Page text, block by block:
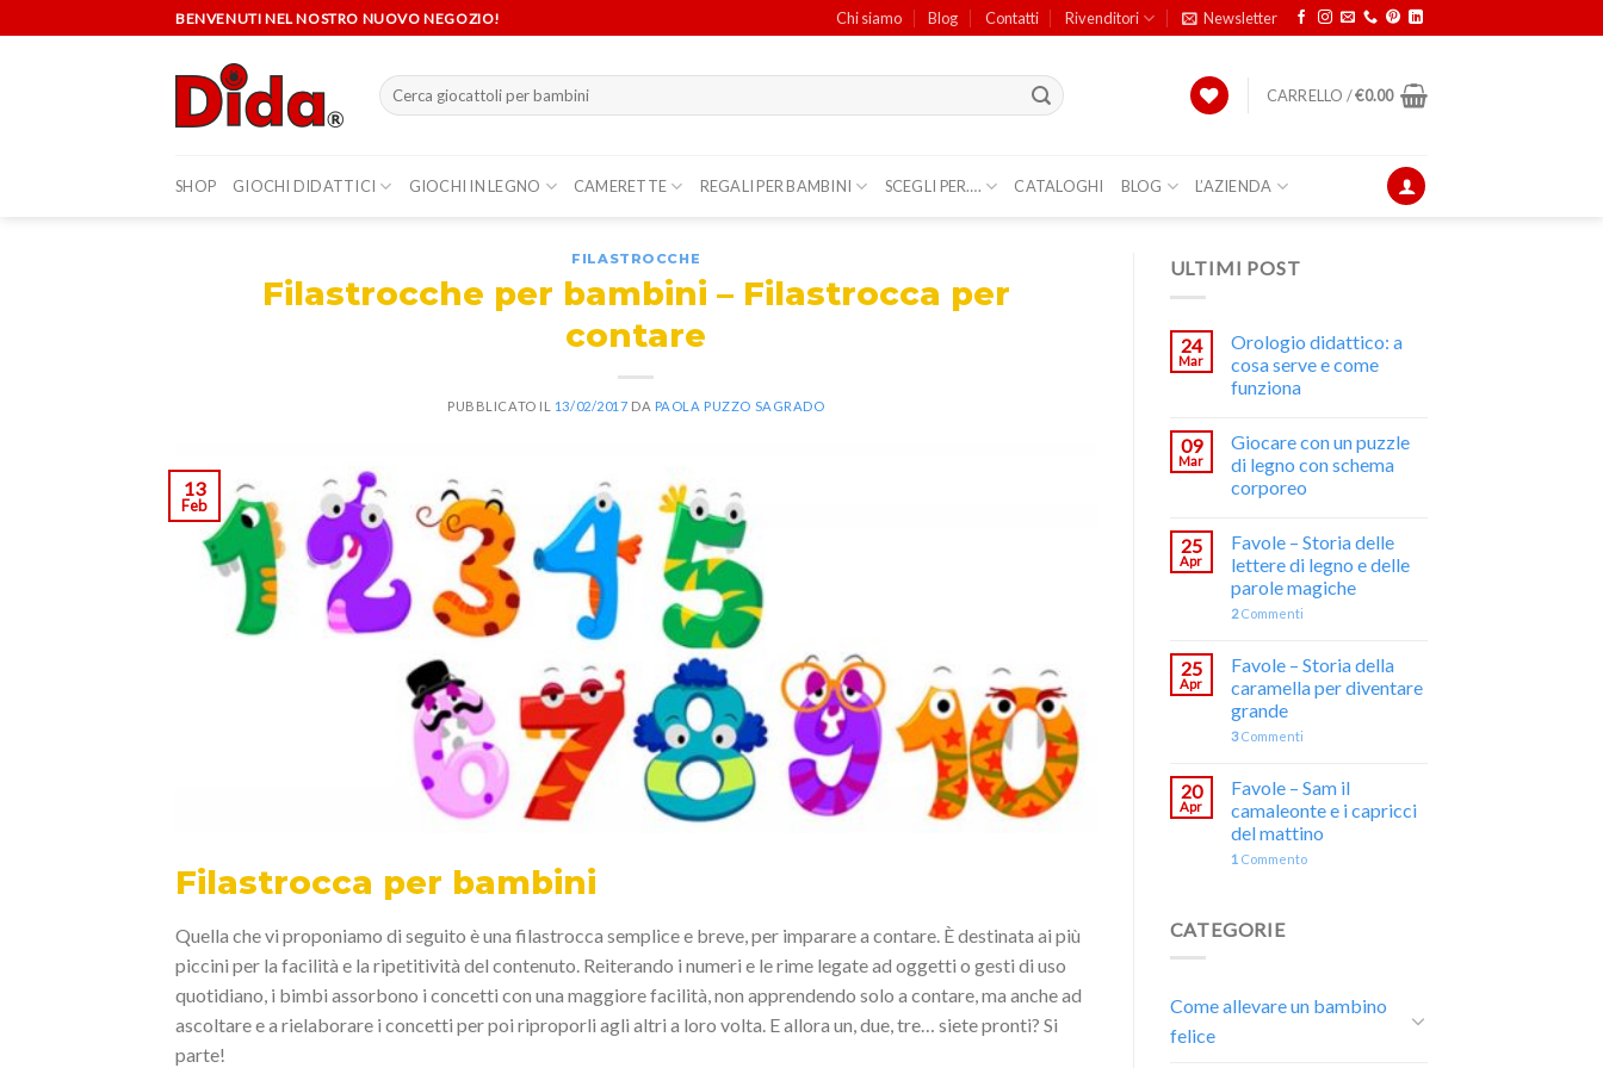
to
BENVENUTI NEL NOSTRO NUOVO NEGOZIO! Chi siamo Blog Contatti Rivenditori Newsletter
Cerca:
CARRELLO /€0.00
SHOP GIOCHI DIDATTICI GIOCHI IN LEGNO CAMERETTE REGALI PER BAMBINI SCEGLI PER…. CATALOGHI BLOG L’AZIENDA
FILASTROCCHE
Filastrocche per bambini – Filastrocca per
contare
PUBBLICATO IL 13/02/2017 DA PAOLA PUZZO SAGRADO
13
Feb
Filastrocca per bambini
Quella che vi proponiamo di seguito è una filastrocca semplice e breve, per imparare a contare. È destinata ai più
piccini per la facilità e la ripetitività del contenuto. Reiterando i numeri e le rime legate ad oggetti o gesti di uso
quotidiano, i bimbi assorbono i concetti con una maggiore facilità, non apprendendo solo a contare, ma anche ad
ascoltare e a rielaborare i concetti per poi riproporli agli altri a loro volta. E allora un, due, tre… siete pronti? Si
parte!
ULTIMI POST
24
Mar
Orologio didattico: a
cosa serve e come
funziona
09
Mar
Giocare con un puzzle
di legno con schema
corporeo
25
Apr
Favole – Storia delle
lettere di legno e delle
parole magiche
2Commenti
25
Apr
Favole – Storia della
caramella per diventare
grande
3Commenti
20
Apr
Favole – Sam il
camaleonte e i capricci
del mattino
1 Commento
CATEGORIE
Come allevare un bambino
felice